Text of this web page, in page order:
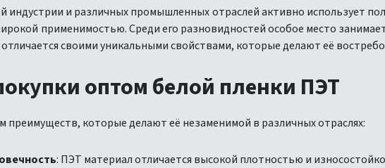
индустрии и различных промышленных отраслей активно использует
применимостью. Среди его разновидностей особое место
своими уникальными свойствами, которые делают её
оптом белой пленки ПЭТ
преимуществ, которые делают её незаменимой в различных отраслях:
: ПЭТ материал отличается высокой плотностью и